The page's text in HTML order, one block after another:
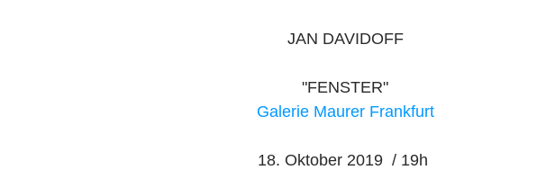
JAN DAVIDOFF
"FENSTER"
Galerie Maurer Frankfurt
18. Oktober 2019  / 19h